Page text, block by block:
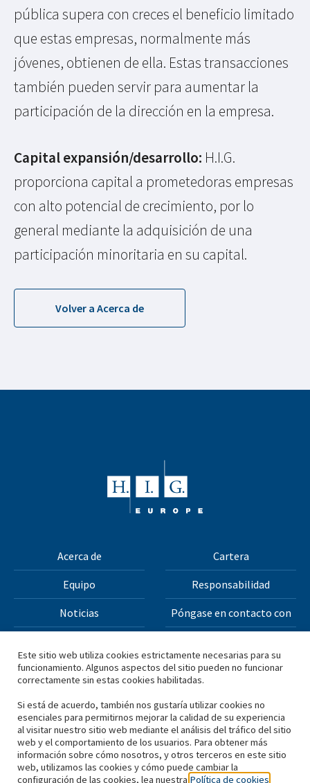
pública supera con creces el beneficio limitado
que estas empresas, normalmente más
jóvenes, obtienen de ella. Estas transacciones
también pueden servir para aumentar la
participación de la dirección en la empresa.
Capital expansión/desarrollo: H.I.G.
proporciona capital a prometedoras empresas
con alto potencial de crecimiento, por lo
general mediante la adquisición de una
participación minoritaria en su capital.
Volver a Acerca de
Acerca de Cartera
Equipo Responsabilidad
Noticias Póngase en contacto con
Todos los materiales de este sitio web están protegidos
por derechos de autor © 2026 H.I.G. Capital, LLC
*Basado en el capital total obtenido por H.I.G. Capital y sus
filiales.
Este sitio web utiliza cookies estrictamente necesarias para su
funcionamiento. Algunos aspectos del sitio pueden no funcionar
correctamente sin estas cookies habilitadas.
Si está de acuerdo, también nos gustaría utilizar cookies no
esenciales para permitirnos mejorar la calidad de su experiencia
al visitar nuestro sitio web mediante el análisis del tráfico del sitio
web y el comportamiento de los usuarios. Para obtener más
información sobre cómo nosotros, y otros terceros en este sitio
web, utilizamos las cookies y cómo puede cambiar la
configuración de las cookies, lea nuestra Política de cookies